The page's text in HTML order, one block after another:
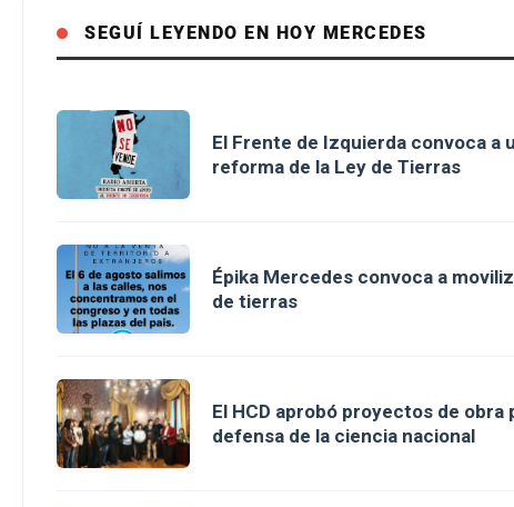
SEGUÍ LEYENDO EN HOY MERCEDES
El Frente de Izquierda convoca a
reforma de la Ley de Tierras
Épika Mercedes convoca a
de tierras
El HCD aprobó proyectos de
defensa de la ciencia nacional